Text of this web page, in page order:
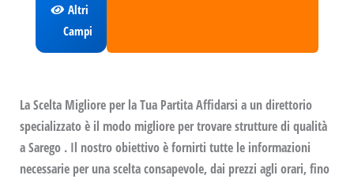
Altri
Campi
La Scelta Migliore per la Tua Partita Affidarsi a un direttorio
specializzato è il modo migliore per trovare strutture di qualità
a Sarego . Il nostro obiettivo è fornirti tutte le informazioni
necessarie per una scelta consapevole, dai prezzi agli orari, fino